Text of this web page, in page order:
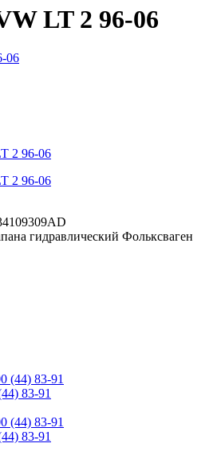
LT 2 96-06
гидравлический Фольксваген
83-91
83-91